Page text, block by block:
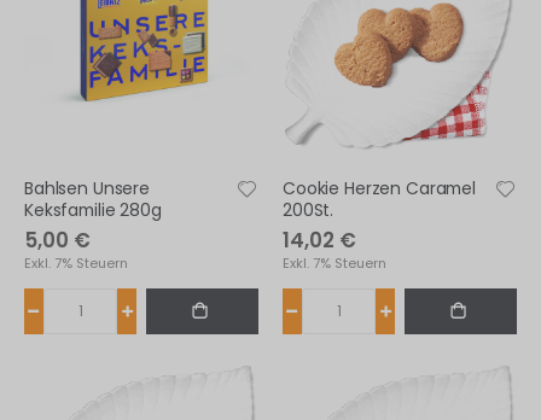
Bahlsen Unsere
Keksfamilie 280g
5,00 €
Exkl. 7% Steuern
Cookie Herzen Caramel
200St.
14,02 €
Exkl. 7% Steuern